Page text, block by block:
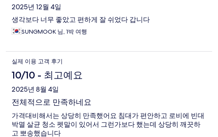
후
기
2025년 12월 4일
생각보다 너무 좋았고 편하게 잘 쉬었다 갑니다
SUNGMOOK 님, 1박 여행
실제 이용 고객 후기
10/10 - 최고예요
2025년 8월 4일
전체적으로 만족하네요
가격대비해서는 상당히 만족했어요 침대가 편안하고 로비에 빈대
박멸 살균 청소 펫말이 있어서 그런가보다 했는데 상당히 깨끗하
고 뽀송했습니다